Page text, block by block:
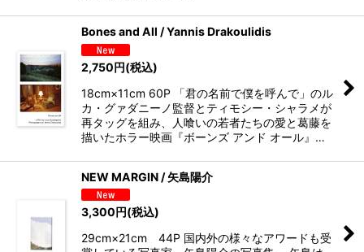
Bones and All / Yannis Drakoulidis
2,750円(税込)
18cm×11cm 60P 「君の名前で僕を呼んで」のル
カ・グァダニーノ監督とティモシー・シャラメが
再タッグを組み、人喰いの若者たちの愛と葛藤を
描いたホラー映画『ボーンズ アンド オール』…
NEW MARGIN / 矢島陽介
3,300円(税込)
29cm×21cm 44P 国内外の様々なアワードも受